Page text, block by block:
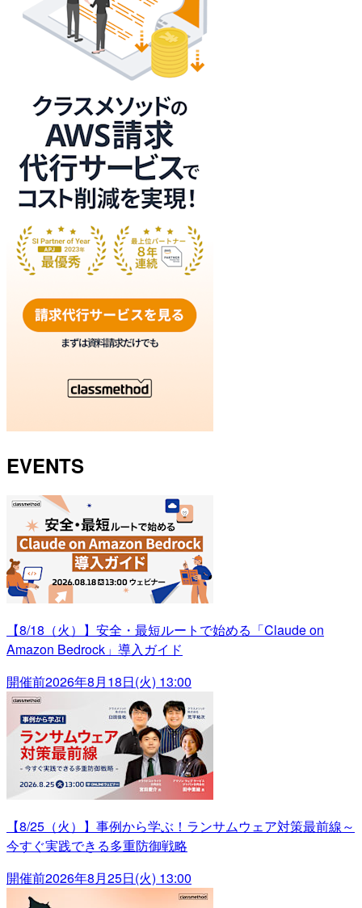
EVENTS
【8/18（火）】安全・最短ルートで始める「Claude on
Amazon Bedrock」導入ガイド
開催前2026年8月18日(火) 13:00
【8/25（火）】事例から学ぶ！ランサムウェア対策最前線～
今すぐ実践できる多重防御戦略
開催前2026年8月25日(火) 13:00